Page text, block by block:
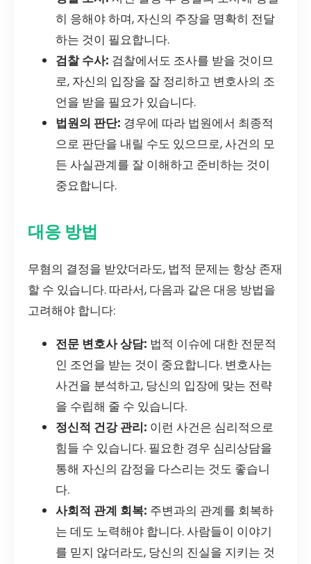
히 응해야 하며, 자신의 주장을 명확히 전달
하는 것이 필요합니다.
검찰 수사: 검찰에서도 조사를 받을 것이므
로, 자신의 입장을 잘 정리하고 변호사의 조
언을 받을 필요가 있습니다.
법원의 판단: 경우에 따라 법원에서 최종적
으로 판단을 내릴 수도 있으므로, 사건의 모
든 사실관계를 잘 이해하고 준비하는 것이
중요합니다.
대응 방법
무혐의 결정을 받았더라도, 법적 문제는 항상 존재
할 수 있습니다. 따라서, 다음과 같은 대응 방법을
고려해야 합니다:
전문 변호사 상담: 법적 이슈에 대한 전문적
인 조언을 받는 것이 중요합니다. 변호사는
사건을 분석하고, 당신의 입장에 맞는 전략
을 수립해 줄 수 있습니다.
정신적 건강 관리: 이런 사건은 심리적으로
힘들 수 있습니다. 필요한 경우 심리상담을
통해 자신의 감정을 다스리는 것도 좋습니
다.
사회적 관계 회복: 주변과의 관계를 회복하
는 데도 노력해야 합니다. 사람들이 이야기
를 믿지 않더라도, 당신의 진실을 지키는 것